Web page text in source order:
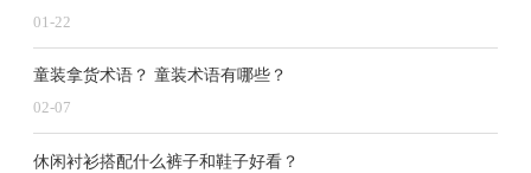
01-22
童装拿货术语？ 童装术语有哪些？
02-07
休闲衬衫搭配什么裤子和鞋子好看？